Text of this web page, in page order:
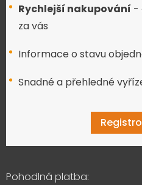
Rychlejší nakupování -
za vás
Informace o stavu
Snadné a přehledné
Pohodlná platba: